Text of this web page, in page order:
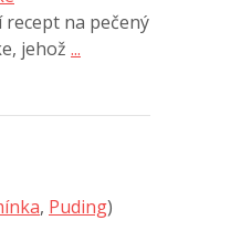
na pečený
jehož ...
, Puding)